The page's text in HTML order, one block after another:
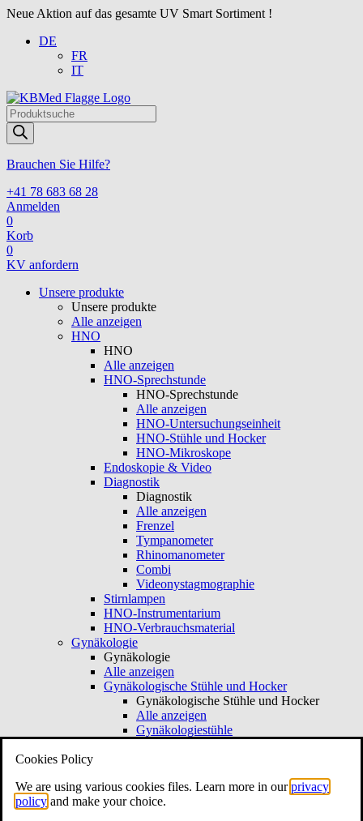
Neue Aktion auf das gesamte UV Smart Sortiment !
DE
FR
IT
Products
search
Brauchen Sie Hilfe?
+41 78 683 68 28
Anmelden
0
Korb
0
KV anfordern
Unsere produkte
Unsere produkte
Alle anzeigen
HNO
HNO
Alle anzeigen
HNO-Sprechstunde
HNO-Sprechstunde
Alle anzeigen
HNO-Untersuchungseinheit
HNO-Stühle und Hocker
HNO-Mikroskope
Endoskopie & Video
Diagnostik
Diagnostik
Alle anzeigen
Frenzel
Tympanometer
Rhinomanometer
Combi
Videonystagmographie
Stirnlampen
HNO-Instrumentarium
HNO-Verbrauchsmaterial
Gynäkologie
Gynäkologie
Alle anzeigen
Gynäkologische Stühle und Hocker
Gynäkologische Stühle und Hocker
Alle anzeigen
Gynäkologiestühle
Alle anzeigen
Kolposkope
Cookies Policy
We are using various cookies files. Learn more in ourprivacy
policy and make your choice.